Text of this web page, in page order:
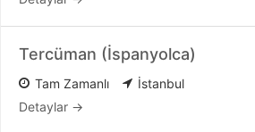
Tercüman (İspanyolca)
Tam Zamanlı
İstanbul
Detaylar